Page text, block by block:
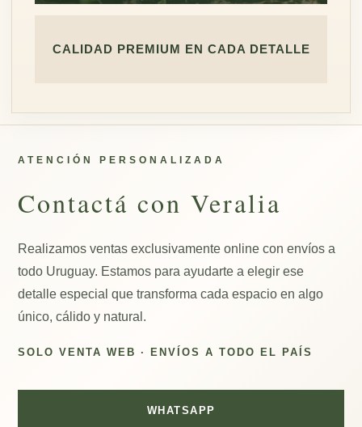
CALIDAD PREMIUM EN CADA DETALLE
ATENCIÓN PERSONALIZADA
Contactá con Veralia
Realizamos ventas exclusivamente online con envíos a
todo Uruguay. Estamos para ayudarte a elegir ese
detalle especial que transforma cada espacio en algo
único, cálido y natural.
SOLO VENTA WEB · ENVÍOS A TODO EL PAÍS
WHATSAPP